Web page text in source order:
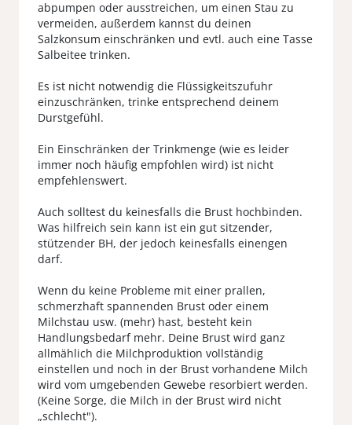
abpumpen oder ausstreichen, um einen Stau zu
vermeiden, außerdem kannst du deinen
Salzkonsum einschränken und evtl. auch eine Tasse
Salbeitee trinken.
Es ist nicht notwendig die Flüssigkeitszufuhr
einzuschränken, trinke entsprechend deinem
Durstgefühl.
Ein Einschränken der Trinkmenge (wie es leider
immer noch häufig empfohlen wird) ist nicht
empfehlenswert.
Auch solltest du keinesfalls die Brust hochbinden.
Was hilfreich sein kann ist ein gut sitzender,
stützender BH, der jedoch keinesfalls einengen
darf.
Wenn du keine Probleme mit einer prallen,
schmerzhaft spannenden Brust oder einem
Milchstau usw. (mehr) hast, besteht kein
Handlungsbedarf mehr. Deine Brust wird ganz
allmählich die Milchproduktion vollständig
einstellen und noch in der Brust vorhandene Milch
wird vom umgebenden Gewebe resorbiert werden.
(Keine Sorge, die Milch in der Brust wird nicht
„schlecht").